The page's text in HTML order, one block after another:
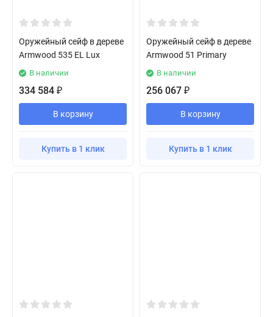
Оружейный сейф в дереве
Armwood 535 EL Lux
В наличии
334 584 ₽
В корзину
Купить в 1 клик
Оружейный сейф в дереве
Armwood 51 Primary
В наличии
256 067 ₽
В корзину
Купить в 1 клик